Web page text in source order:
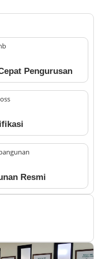
Pengurusan
Resmi